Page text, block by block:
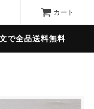
カート
で全品送料無料